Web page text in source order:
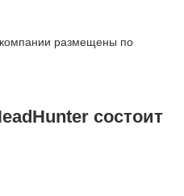
размещены по
состоит